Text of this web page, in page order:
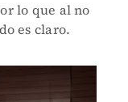
lo que al no
es claro.